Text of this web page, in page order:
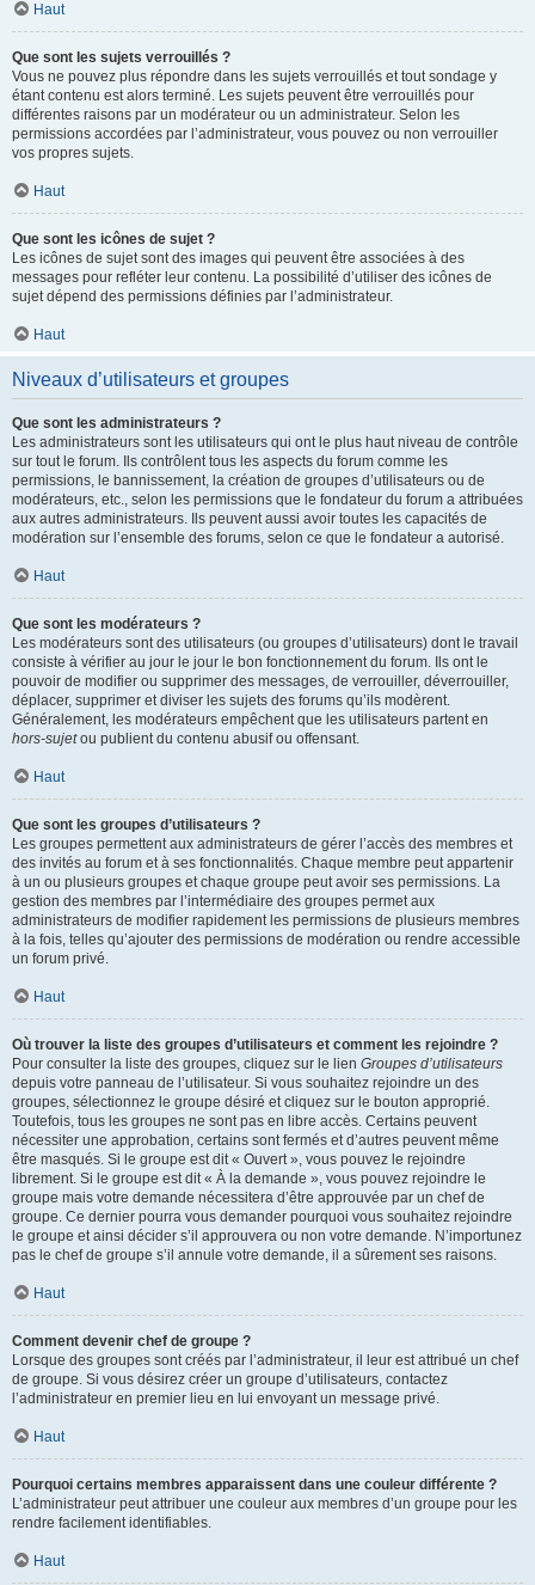
Haut
Que sont les sujets verrouillés ?
Vous ne pouvez plus répondre dans les sujets verrouillés et tout sondage y
étant contenu est alors terminé. Les sujets peuvent être verrouillés pour
différentes raisons par un modérateur ou un administrateur. Selon les
permissions accordées par l’administrateur, vous pouvez ou non verrouiller
vos propres sujets.
Haut
Que sont les icônes de sujet ?
Les icônes de sujet sont des images qui peuvent être associées à des
messages pour refléter leur contenu. La possibilité d’utiliser des icônes de
sujet dépend des permissions définies par l’administrateur.
Haut
Niveaux d’utilisateurs et groupes
Que sont les administrateurs ?
Les administrateurs sont les utilisateurs qui ont le plus haut niveau de contrôle
sur tout le forum. Ils contrôlent tous les aspects du forum comme les
permissions, le bannissement, la création de groupes d’utilisateurs ou de
modérateurs, etc., selon les permissions que le fondateur du forum a attribuées
aux autres administrateurs. Ils peuvent aussi avoir toutes les capacités de
modération sur l’ensemble des forums, selon ce que le fondateur a autorisé.
Haut
Que sont les modérateurs ?
Les modérateurs sont des utilisateurs (ou groupes d’utilisateurs) dont le travail
consiste à vérifier au jour le jour le bon fonctionnement du forum. Ils ont le
pouvoir de modifier ou supprimer des messages, de verrouiller, déverrouiller,
déplacer, supprimer et diviser les sujets des forums qu’ils modèrent.
Généralement, les modérateurs empêchent que les utilisateurs partent en
hors-sujetou publient du contenu abusif ou offensant.
Haut
Que sont les groupes d’utilisateurs ?
Les groupes permettent aux administrateurs de gérer l’accès des membres et
des invités au forum et à ses fonctionnalités. Chaque membre peut appartenir
à un ou plusieurs groupes et chaque groupe peut avoir ses permissions. La
gestion des membres par l’intermédiaire des groupes permet aux
administrateurs de modifier rapidement les permissions de plusieurs membres
à la fois, telles qu’ajouter des permissions de modération ou rendre accessible
un forum privé.
Haut
Où trouver la liste des groupes d’utilisateurs et comment les rejoindre ?
Pour consulter la liste des groupes, cliquez sur le lien Groupes d’utilisateurs
depuis votre panneau de l’utilisateur. Si vous souhaitez rejoindre un des
groupes, sélectionnez le groupe désiré et cliquez sur le bouton approprié.
Toutefois, tous les groupes ne sont pas en libre accès. Certains peuvent
nécessiter une approbation, certains sont fermés et d’autres peuvent même
être masqués. Si le groupe est dit « Ouvert », vous pouvez le rejoindre
librement. Si le groupe est dit « À la demande », vous pouvez rejoindre le
groupe mais votre demande nécessitera d’être approuvée par un chef de
groupe. Ce dernier pourra vous demander pourquoi vous souhaitez rejoindre
le groupe et ainsi décider s’il approuvera ou non votre demande. N’importunez
pas le chef de groupe s’il annule votre demande, il a sûrement ses raisons.
Haut
Comment devenir chef de groupe ?
Lorsque des groupes sont créés par l’administrateur, il leur est attribué un chef
de groupe. Si vous désirez créer un groupe d’utilisateurs, contactez
l’administrateur en premier lieu en lui envoyant un message privé.
Haut
Pourquoi certains membres apparaissent dans une couleur différente ?
L’administrateur peut attribuer une couleur aux membres d’un groupe pour les
rendre facilement identifiables.
Haut